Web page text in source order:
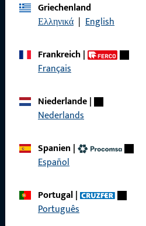
Griechenland
Ελληνικά | English
Frankreich|
Français
Niederlande|
Nederlands
Spanien |
Español
Portugal|
Português
AGB
Produkte
Karriere